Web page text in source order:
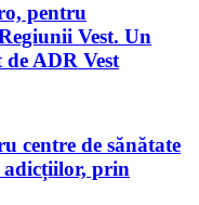
pentru
Vest. Un
ADR Vest
centre de sănătate
adicțiilor, prin